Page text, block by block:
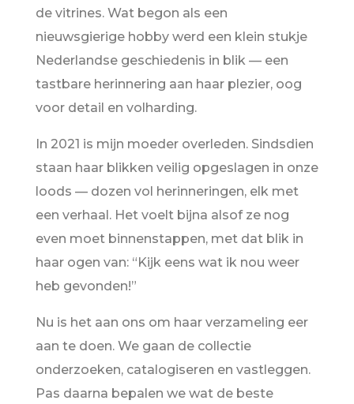
de vitrines. Wat begon als een
nieuwsgierige hobby werd een klein stukje
Nederlandse geschiedenis in blik — een
tastbare herinnering aan haar plezier, oog
voor detail en volharding.
In 2021 is mijn moeder overleden. Sindsdien
staan haar blikken veilig opgeslagen in onze
loods — dozen vol herinneringen, elk met
een verhaal. Het voelt bijna alsof ze nog
even moet binnenstappen, met dat blik in
haar ogen van: “Kijk eens wat ik nou weer
heb gevonden!”
Nu is het aan ons om haar verzameling eer
aan te doen. We gaan de collectie
onderzoeken, catalogiseren en vastleggen.
Pas daarna bepalen we wat de beste